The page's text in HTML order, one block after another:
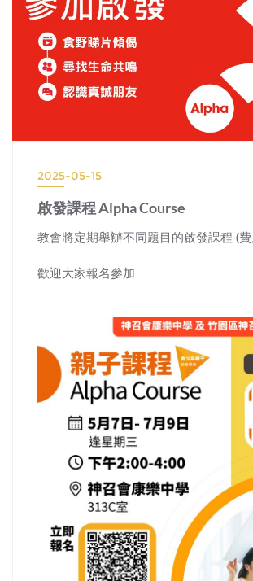
2025-05-15
啟發課程 Alpha Course
教會將定期舉辦不同題目的啟發課程 (
歡迎大家報名參加